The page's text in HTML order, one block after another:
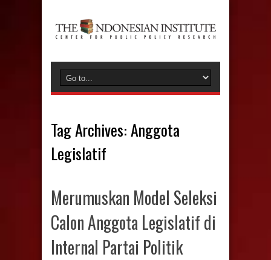
Tag Archives:Anggota
Legislatif
Merumuskan Model Seleksi
Calon Anggota Legislatif di
Internal Partai Politik